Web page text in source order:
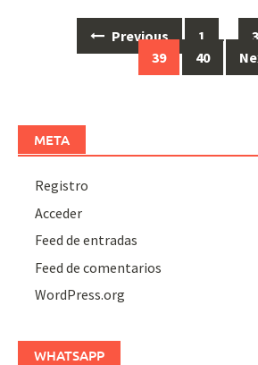
navigation
Previous 1 …
39
40
META
Registro
Acceder
Feed de entradas
Feed de comentarios
WordPress.org
WHATSAPP